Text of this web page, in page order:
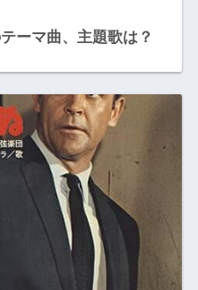
ーマ曲、主題歌は？